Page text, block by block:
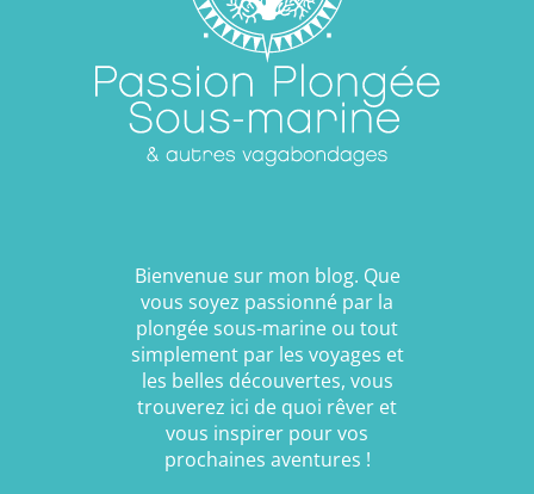
Bienvenue sur mon blog. Que
vous soyez passionné par la
plongée sous-marine ou tout
simplement par les voyages et
les belles découvertes, vous
trouverez ici de quoi rêver et
vous inspirer pour vos
prochaines aventures !